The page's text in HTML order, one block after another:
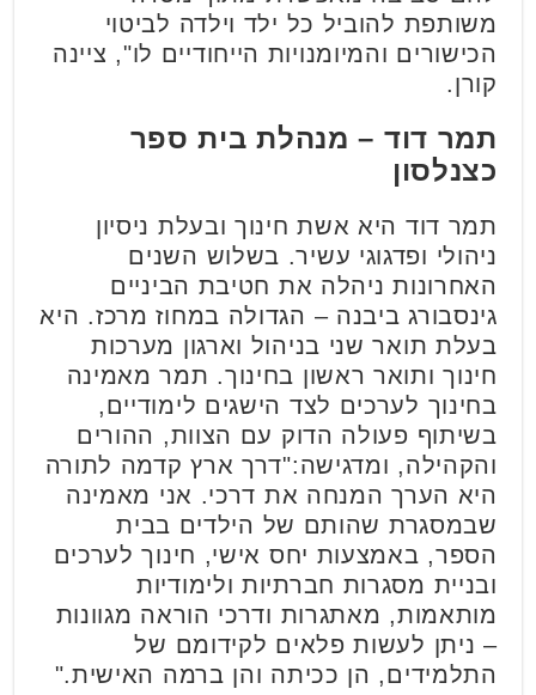
משותפת להוביל כל ילד וילדה לביטוי
הכישורים והמיומנויות הייחודיים לו", ציינה
קורן.
תמר דוד – מנהלת בית ספר
כצנלסון
תמר דוד היא אשת חינוך ובעלת ניסיון
ניהולי ופדגוגי עשיר. בשלוש השנים
האחרונות ניהלה את חטיבת הביניים
גינסבורג ביבנה – הגדולה במחוז מרכז. היא
בעלת תואר שני בניהול וארגון מערכות
חינוך ותואר ראשון בחינוך. תמר מאמינה
בחינוך לערכים לצד הישגים לימודיים,
בשיתוף פעולה הדוק עם הצוות, ההורים
והקהילה, ומדגישה:"דרך ארץ קדמה לתורה
היא הערך המנחה את דרכי. אני מאמינה
שבמסגרת שהותם של הילדים בבית
הספר, באמצעות יחס אישי, חינוך לערכים
ובניית מסגרות חברתיות ולימודיות
מותאמות, מאתגרות ודרכי הוראה מגוונות
– ניתן לעשות פלאים לקידומם של
התלמידים, הן ככיתה והן ברמה האישית."